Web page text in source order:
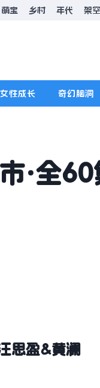
萌宝 乡村 年代 架空
女性成长 奇幻脑洞
·全
思盈&黄澜